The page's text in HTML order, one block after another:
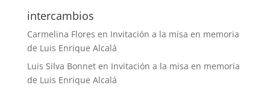
intercambios
Carmelina Flores en Invitación a la misa en memoria
de Luis Enrique Alcalá
Luis Silva Bonneten Invitación a la misa en memoria
de Luis Enrique Alcalá